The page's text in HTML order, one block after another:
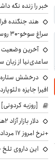
خبر را زنده نگه
هند جنگنده
سراغ سوخو-30 روسیه می‌رود
آخرین وضعیت
ساعدی‌نیا از
درخشش ستاره
افیرا جایزه
[روزبه
+نرخ امروز ۱۷ مرداد
این داروی